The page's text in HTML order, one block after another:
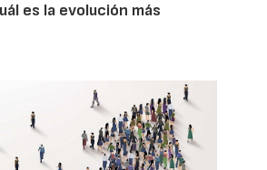
es la evolución más